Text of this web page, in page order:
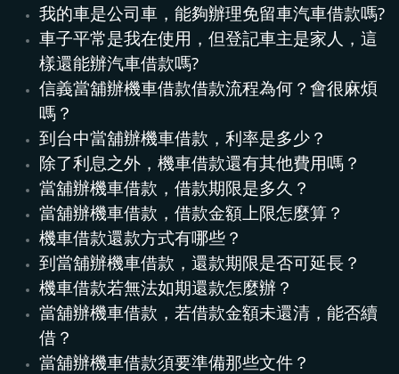
我的車是公司車，能夠辦理免留車汽車借款嗎?
車子平常是我在使用，但登記車主是家人，這
樣還能辦汽車借款嗎?
信義當舖辦機車借款借款流程為何？會很麻煩
嗎？
到台中當舖辦機車借款，利率是多少？
除了利息之外，機車借款還有其他費用嗎？
當舖辦機車借款，借款期限是多久？
當舖辦機車借款，借款金額上限怎麼算？
機車借款還款方式有哪些？
到當舖辦機車借款，還款期限是否可延長？
機車借款若無法如期還款怎麼辦？
當舖辦機車借款，若借款金額未還清，能否續
借？
當舖辦機車借款須要準備那些文件？